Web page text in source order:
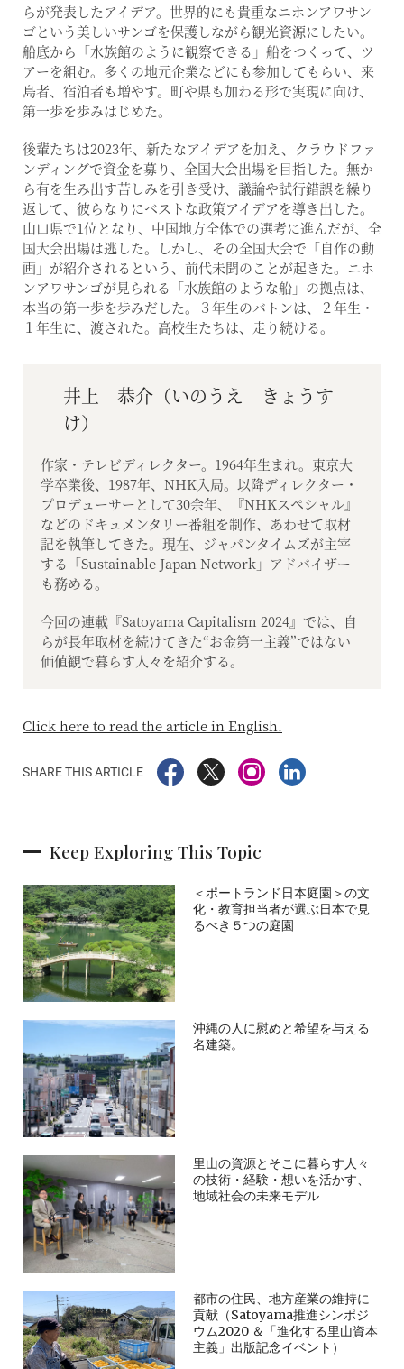
らが発表したアイデア。世界的にも貴重なニホンアワサン
ゴという美しいサンゴを保護しながら観光資源にしたい。
船底から「水族館のように観察できる」船をつくって、ツ
アーを組む。多くの地元企業などにも参加してもらい、来
島者、宿泊者も増やす。町や県も加わる形で実現に向け、
第一歩を歩みはじめた。
後輩たちは2023年、新たなアイデアを加え、クラウドファ
ンディングで資金を募り、全国大会出場を目指した。無か
ら有を生み出す苦しみを引き受け、議論や試行錯誤を繰り
返して、彼らなりにベストな政策アイデアを導き出した。
山口県で1位となり、中国地方全体での選考に進んだが、全
国大会出場は逃した。しかし、その全国大会で「自作の動
画」が紹介されるという、前代未聞のことが起きた。ニホ
ンアワサンゴが見られる「水族館のような船」の拠点は、
本当の第一歩を歩みだした。３年生のバトンは、２年生・
１年生に、渡された。高校生たちは、走り続ける。
井上 恭介（いのうえ きょうす
け）
作家・テレビディレクター。1964年生まれ。東京大
学卒業後、1987年、NHK入局。以降ディレクター・
プロデューサーとして30余年、『NHKスペシャル』
などのドキュメンタリー番組を制作、あわせて取材
記を執筆してきた。現在、ジャパンタイムズが主宰
する「Sustainable Japan Network」アドバイザー
も務める。
今回の連載『Satoyama Capitalism 2024』では、自
らが長年取材を続けてきた“お金第一主義”ではない
価値観で暮らす人々を紹介する。
Click here to read the article in English.
SHARE THIS ARTICLE
Keep Exploring This Topic
＜ポートランド日本庭園＞の文
化・教育担当者が選ぶ日本で見
るべき５つの庭園
沖縄の人に慰めと希望を与える
名建築。
里山の資源とそこに暮らす人々
の技術・経験・想いを活かす、
地域社会の未来モデル
都市の住民、地方産業の維持に
貢献（Satoyama推進シンポジ
ウム2020 ＆「進化する里山資本
主義」出版記念イベント）